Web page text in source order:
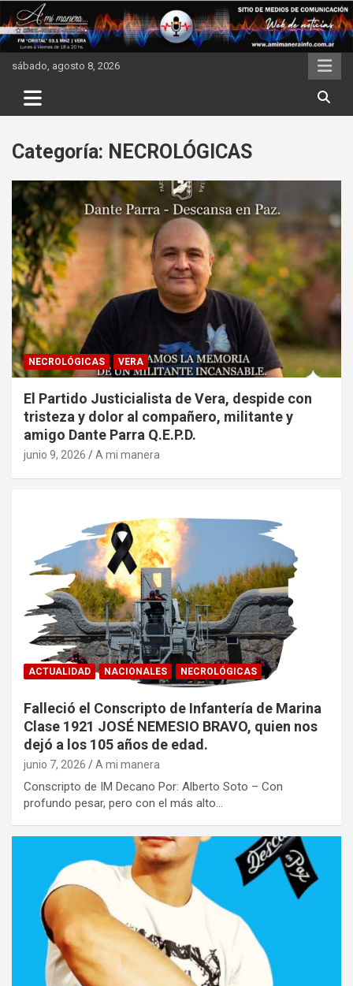
to
content
sábado, agosto 8, 2026
Categoría: NECROLÓGICAS
NECROLÓGICAS VERA
El Partido Justicialista de Vera, despide con
tristeza y dolor al compañero, militante y
amigo Dante Parra Q.E.P.D.
junio 9, 2026 A mi manera
ACTUALIDAD NACIONALES NECROLÓGICAS
Falleció el Conscripto de Infantería de Marina
Clase 1921 JOSÉ NEMESIO BRAVO, quien nos
dejó a los 105 años de edad.
junio 7, 2026 A mi manera
Conscripto de IM Decano Por: Alberto Soto – Con
profundo pesar, pero con el más alto…